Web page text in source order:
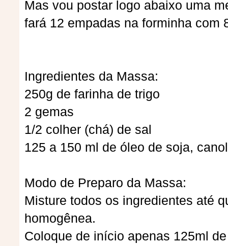
Mas vou postar logo abaixo uma
fará 12 empadas na forminha com
Ingredientes da Massa:
250g de farinha de trigo
2 gemas
1/2 colher (chá) de sal
125 a 150 ml de óleo de soja,
Modo de Preparo da Massa:
Misture todos os ingredientes até
homogênea.
Coloque de início apenas 125ml